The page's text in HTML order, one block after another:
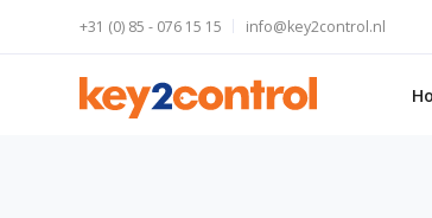
+31 (0) 85 - 076 15 15 info@key2control.nl